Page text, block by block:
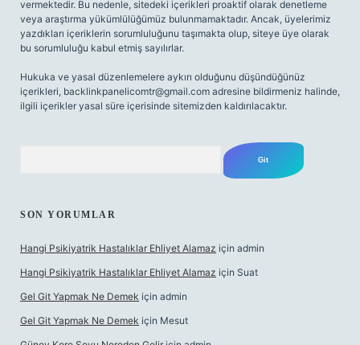
vermektedir. Bu nedenle, sitedeki içerikleri proaktif olarak denetleme
veya araştırma yükümlülüğümüz bulunmamaktadır. Ancak, üyelerimiz
yazdıkları içeriklerin sorumluluğunu taşımakta olup, siteye üye olarak
bu sorumluluğu kabul etmiş sayılırlar.
Hukuka ve yasal düzenlemelere aykırı olduğunu düşündüğünüz
içerikleri, backlinkpanelicomtr@gmail.com adresine bildirmeniz halinde,
ilgili içerikler yasal süre içerisinde sitemizden kaldırılacaktır.
SON YORUMLAR
Hangi Psikiyatrik Hastalıklar Ehliyet Alamaz için admin
Hangi Psikiyatrik Hastalıklar Ehliyet Alamaz için Suat
Gel Git Yapmak Ne Demek için admin
Gel Git Yapmak Ne Demek için Mesut